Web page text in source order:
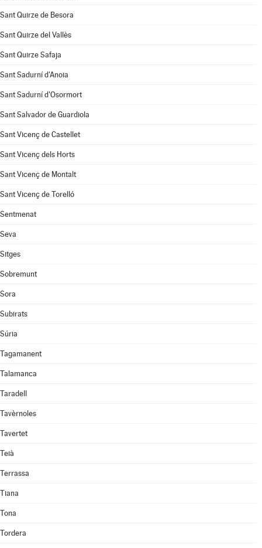
Sant Quirze de Besora
Sant Quirze del Vallès
Sant Quirze Safaja
Sant Sadurní d'Anoia
Sant Sadurní d'Osormort
Sant Salvador de Guardiola
Sant Vicenç de Castellet
Sant Vicenç dels Horts
Sant Vicenç de Montalt
Sant Vicenç de Torelló
Sentmenat
Seva
Sitges
Sobremunt
Sora
Subirats
Súria
Tagamanent
Talamanca
Taradell
Tavèrnoles
Tavertet
Teià
Terrassa
Tiana
Tona
Tordera